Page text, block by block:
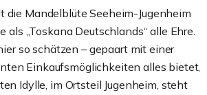
Mandelblüte Seeheim-Jugenheim
„Toskana Deutschlands“ alle Ehre.
so schätzen – gepaart mit einer
Einkaufsmöglichkeiten alles bietet,
Idylle, im Ortsteil Jugenheim, steht